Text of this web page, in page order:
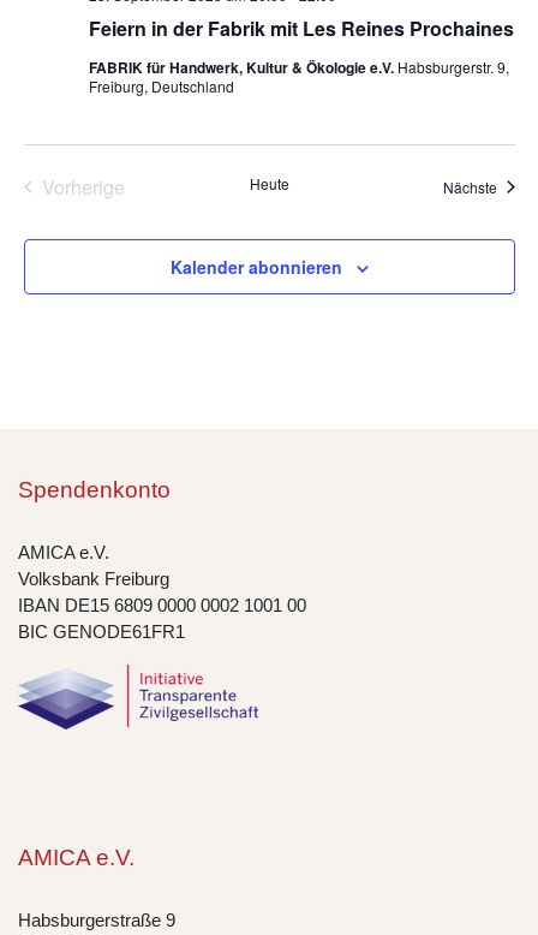
Feiern in der Fabrik mit Les Reines Prochaines
FABRIK für Handwerk, Kultur & Ökologie e.V. Habsburgerstr. 9,
Freiburg, Deutschland
Vorherige
Heute Nächste
Kalender abonnieren
Spendenkonto
AMICA e.V.
Volksbank Freiburg
IBAN DE15 6809 0000 0002 1001 00
BIC GENODE61FR1
AMICA e.V.
Habsburgerstraße 9